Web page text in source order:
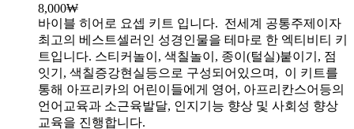
8,000₩
바이블 히어로 요셉 키트 입니다. 전세계 공통주제이자
최고의 베스트셀러인 성경인물을 테마로 한 엑티비티 키
트입니다. 스티커놀이, 색칠놀이, 종이(털실)붙이기, 점
잇기, 색칠증강현실등으로 구성되어있으며, 이 키트를
통해 아프리카의 어린이들에게 영어, 아프리칸스어등의
언어교육과 소근육발달, 인지기능 향상 및 사회성 향상
교육을 진행합니다.